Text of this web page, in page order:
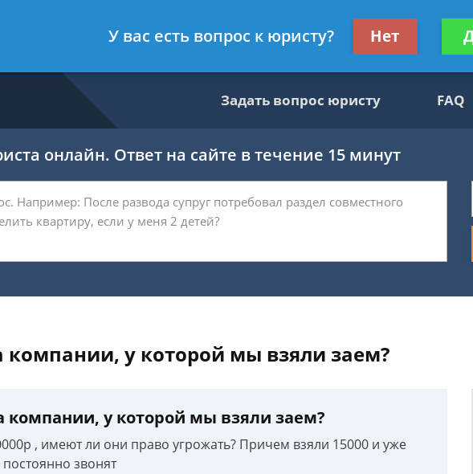
- Налоговый консультант, служащий ФНС
Получите
Задать вопрос юристу FAQ
онлайн. Ответ на сайте в течение 15 минут
компании, у которой мы взяли заем?
компании, у которой мы взяли заем?
, имеют ли они право угрожать? Причем взяли 15000 и уже
звонят
У вас есть вопрос к юристу? Нет